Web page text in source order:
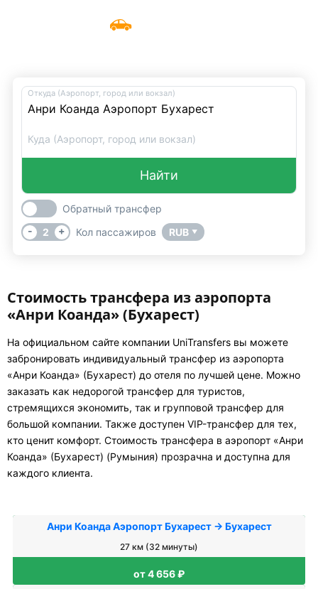
Такси из аэропорта «Анри Коанда»
(Бухарест)
Откуда (Аэропорт, город или вокзал)
Куда (Аэропорт, город или вокзал)
Найти
Обратный трансфер
-
2 + Кол пассажиров RUB ▼
Стоимость трансфера из аэропорта
«Анри Коанда» (Бухарест)
На официальном сайте компании UniTransfers вы можете
забронировать индивидуальный трансфер из аэропорта
«Анри Коанда» (Бухарест) до отеля по лучшей цене. Можно
заказать как недорогой трансфер для туристов,
стремящихся экономить, так и групповой трансфер для
большой компании. Также доступен VIP-трансфер для тех,
кто ценит комфорт. Стоимость трансфера в аэропорт «Анри
Коанда» (Бухарест) (Румыния) прозрачна и доступна для
каждого клиента.
Анри Коанда Аэропорт Бухарест → Бухарест
27 км (32 минуты)
от 4 656 ₽